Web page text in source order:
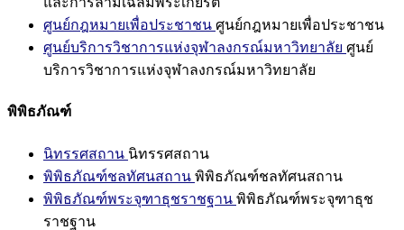
ศูนย์กฎหมายเพื่อประชาชน ศูนย์กฎหมายเพื่อประชาชน
ศูนย์บริการวิชาการแห่งจุฬาลงกรณ์มหาวิทยาลัย ศูนย์
บริการวิชาการแห่งจุฬาลงกรณ์มหาวิทยาลัย
พิพิธภัณฑ์
นิทรรศสถาน นิทรรศสถาน
พิพิธภัณฑ์ชลทัศนสถาน พิพิธภัณฑ์ชลทัศนสถาน
พิพิธภัณฑ์พระจุฑาธุชราชฐาน พิพิธภัณฑ์พระจุฑาธุช
ราชฐาน